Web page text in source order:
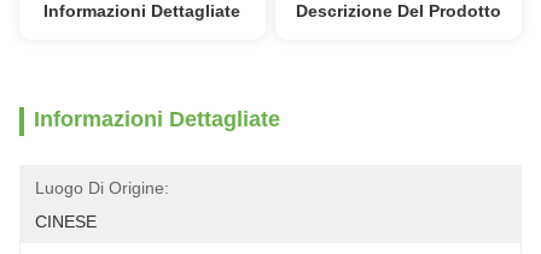
Informazioni Dettagliate Descrizione Del Prodotto
Informazioni Dettagliate
Luogo Di Origine:
CINESE